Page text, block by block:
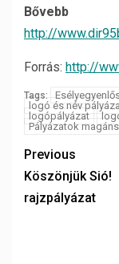
http://
Forrás: http://
Tags:
logó és név
logópályázat
Pályázatok
Previous
Köszönjük Sió!
rajzpályázat